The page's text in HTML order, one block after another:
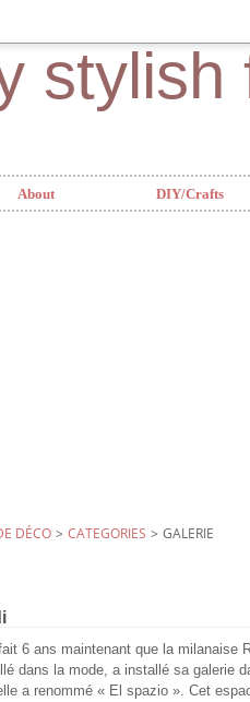
About DIY/Crafts
DÉCO > CATEGORIES > GALERIE
6 ans maintenant que la milanaise
dans la mode, a installé sa galerie
a renommé « El spazio ». Cet